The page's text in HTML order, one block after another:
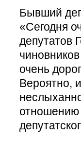
Бывший
«Сегодня
депутатов
очень
Вероятно,
отношению